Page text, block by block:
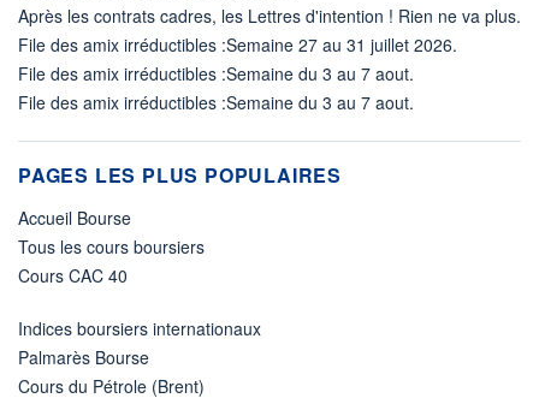
Après les contrats cadres, les Lettres d'intention ! Rien ne va plus.
File des amix irréductibles :Semaine 27 au 31 juillet 2026.
File des amix irréductibles :Semaine du 3 au 7 aout.
File des amix irréductibles :Semaine du 3 au 7 aout.
PAGES LES PLUS POPULAIRES
Accueil Bourse
Tous les cours boursiers
Cours CAC 40
Indices boursiers internationaux
Palmarès Bourse
Cours du Pétrole (Brent)